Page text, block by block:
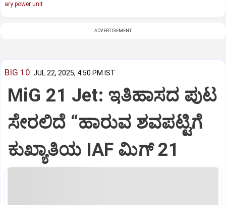
ary power unit
ADVERTISEMENT
BIG 10 JUL 22, 2025, 4:50 PM IST
MiG 21 Jet: ಇತಿಹಾಸದ ಪುಟ
ಸೇರಲಿದೆ “ಹಾರುವ ಶವಪಟ್ಟಿಗೆ
ಕುಖ್ಯಾತಿಯ IAF ಮಿಗ್‌ 21